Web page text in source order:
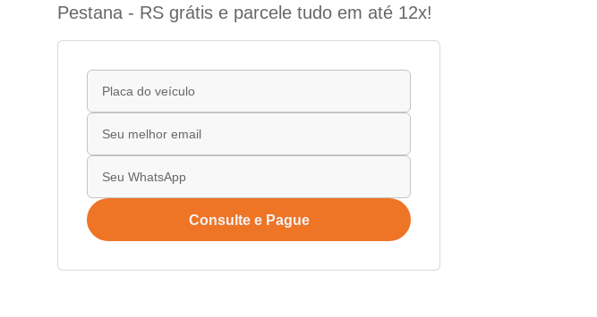
Pestana - RS grátis e parcele tudo em até 12x!
Consulte e Pague